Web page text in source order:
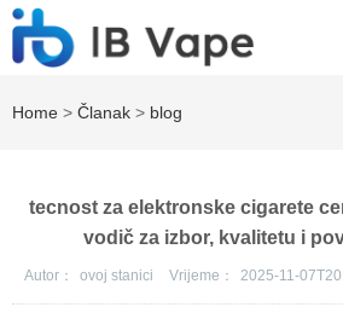
Home > Članak > blog
tecnost za elektronske cigarete
vodič za izbor, kvalitetu i
Autor： ovoj stanici Vrijeme： 2025-11-